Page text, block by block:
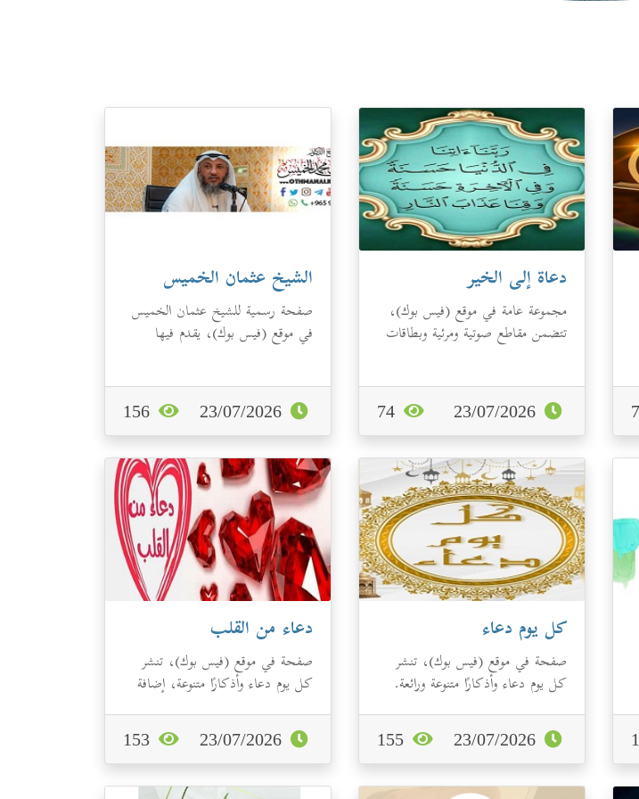
دعاة إلى الخير
مجموعة عامة في موقع (فيس بوك)،
تتضمن مقاطع صوتية ومرئية وبطاقات
الشيخ عثمان الخميس
صفحة رسمية للشيخ عثمان الخميس
في موقع (فيس بوك)، يقدم فيها
ذلك.
كل يوم دعاء
صفحة في موقع (فيس بوك)، تنشر
كل يوم دعاء وأذكارًا متنوعة ورائعة.
دعاء من القلب
صفحة في موقع (فيس بوك)، تنشر
كل يوم دعاء وأذكارًا متنوعة، إضافة
للبطاقات الدعوية.